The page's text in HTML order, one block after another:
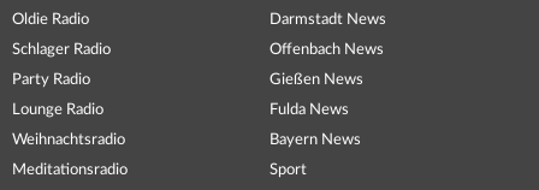
Oldie Radio
Schlager Radio
Party Radio
Lounge Radio
Weihnachtsradio
Meditationsradio
Darmstadt News
Offenbach News
Gießen News
Fulda News
Bayern News
Sport